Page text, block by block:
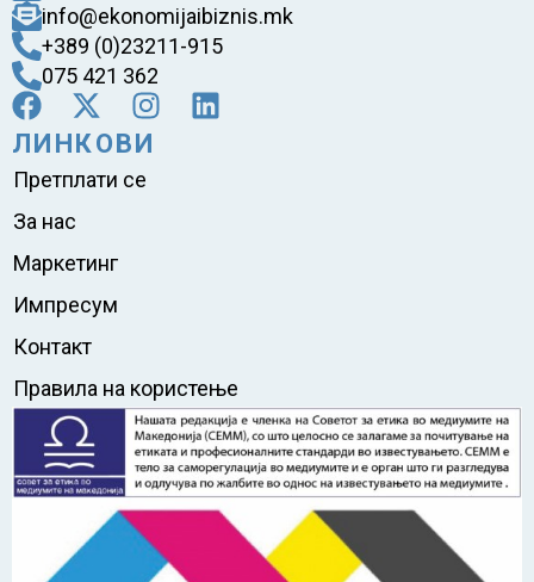
info@ekonomijaibiznis.mk
+389 (0)23211-915
075 421 362
ЛИНКОВИ
Претплати се
За нас
Маркетинг
Импресум
Контакт
Правила на користење